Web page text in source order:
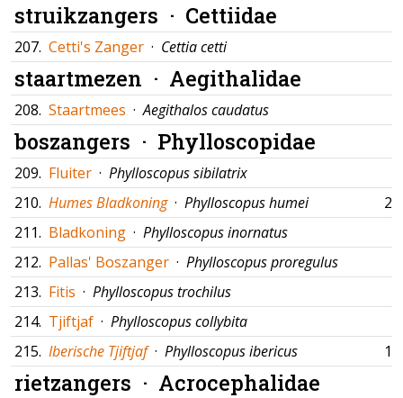
struikzangers · Cettiidae
207. Cetti's Zanger · Cettia cetti
staartmezen · Aegithalidae
208. Staartmees ·Aegithalos caudatus
boszangers · Phylloscopidae
209. Fluiter · Phylloscopus sibilatrix
210. Humes Bladkoning · Phylloscopus humei
211. Bladkoning · Phylloscopus inornatus
212. Pallas' Boszanger · Phylloscopus proregulus
213. Fitis · Phylloscopus trochilus
214. Tjiftjaf · Phylloscopus collybita
215. Iberische Tjiftjaf · Phylloscopus ibericus
rietzangers · Acrocephalidae